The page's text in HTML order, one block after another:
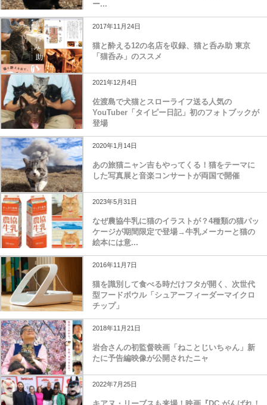
ー...
2017年11月24日
猫と酔える12の名店を収録、猫と呑み助 東京
「猫呑み」のススメ
2021年12月4日
佐渡島で犬猫とスローライフ送る人気の
YouTuber「タイピー日記」初のフォトブックが
登場
2020年1月14日
あの旅猫ニャン吉もやってくる！猫をテーマに
した写真展と音楽コンサートが両国で開催
2023年5月31日
なぜ農協牛乳に猫のイラストが？4種類の猫パッ
ケージが期間限定で登場→牛乳メーカーと猫の
絵本には意...
2016年11月7日
猫を識別して食べる時だけフタが開く、次世代
型フードボウル「シュアーフィーダーマイクロ
チップ」
2018年11月21日
岩合さんの初監督映画「ねことじいちゃん」新
たに予告編映像が公開されたニャ
2022年7月25日